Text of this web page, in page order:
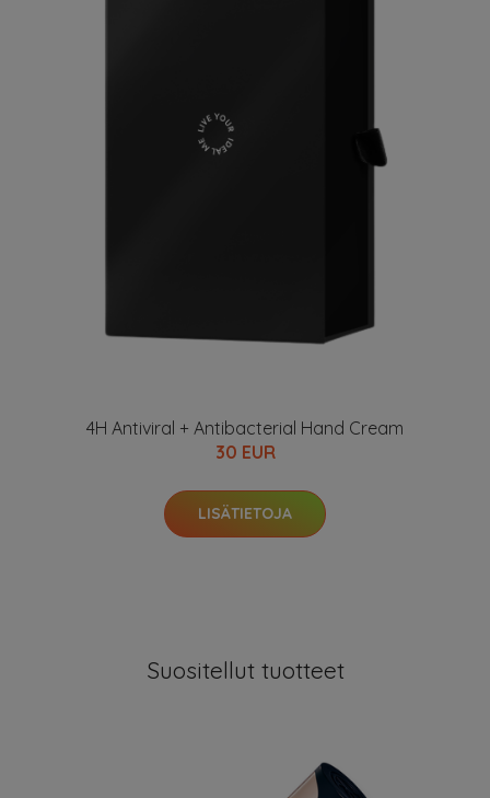
4H Antiviral + Antibacterial Hand Cream
30 EUR
LISÄTIETOJA
Suositellut tuotteet